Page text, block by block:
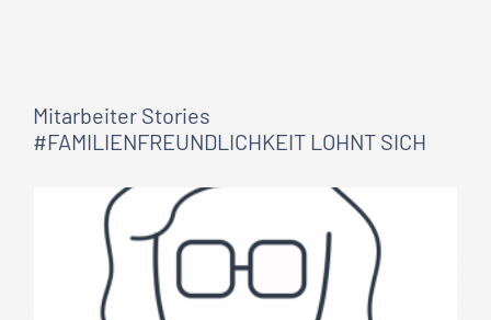
Mitarbeiter Stories
#FAMILIENFREUNDLICHKEIT LOHNT SICH